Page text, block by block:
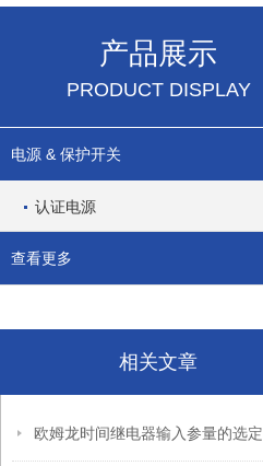
产品展示
PRODUCT DISPLAY
电源 & 保护开关
认证电源
查看更多
相关文章
欧姆龙时间继电器输入参量的选定